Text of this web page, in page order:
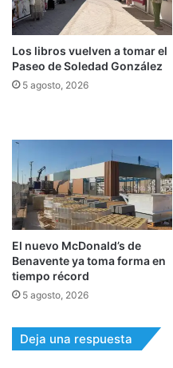
Los libros vuelven a tomar el
Paseo de Soledad González
5 agosto, 2026
El nuevo McDonald’s de
Benavente ya toma forma en
tiempo récord
5 agosto, 2026
Deja una respuesta